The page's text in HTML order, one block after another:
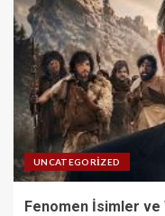
UNCATEGORIZED
Fenomen İsimler ve